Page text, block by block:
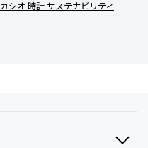
カシオ 時計 サステナビリティ